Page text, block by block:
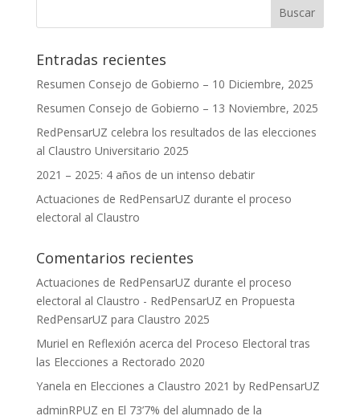
Entradas recientes
Resumen Consejo de Gobierno – 10 Diciembre, 2025
Resumen Consejo de Gobierno – 13 Noviembre, 2025
RedPensarUZ celebra los resultados de las elecciones
al Claustro Universitario 2025
2021 – 2025: 4 años de un intenso debatir
Actuaciones de RedPensarUZ durante el proceso
electoral al Claustro
Comentarios recientes
Actuaciones de RedPensarUZ durante el proceso
electoral al Claustro - RedPensarUZ en Propuesta
RedPensarUZ para Claustro 2025
Muriel en Reflexión acerca del Proceso Electoral tras
las Elecciones a Rectorado 2020
Yanela en Elecciones a Claustro 2021 by RedPensarUZ
adminRPUZ en El 73’7% del alumnado de la